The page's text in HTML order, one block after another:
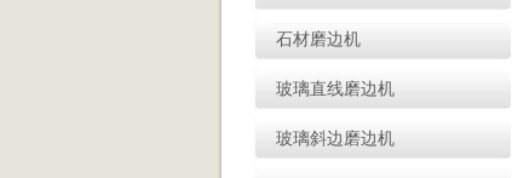
石材磨边机
玻璃直线磨边机
玻璃斜边磨边机